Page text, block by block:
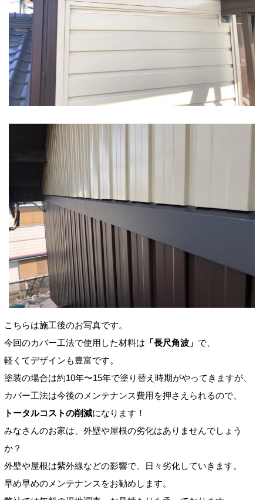
こちらは施工後のお写真です。
今回のカバー工法で使用した材料は 「長尺角波」 で、
軽くてデザインも豊富です。
塗装の場合は約10年〜15年で塗り替え時期がやってきますが、
カバー工法は今後のメンテナンス費用を押さえられるので、
トータルコストの削減になります！
みなさんのお家は、外壁や屋根の劣化はありませんでしょう
か？
外壁や屋根は紫外線などの影響で、日々劣化していきます。
早め早めのメンテナンスをお勧めします。